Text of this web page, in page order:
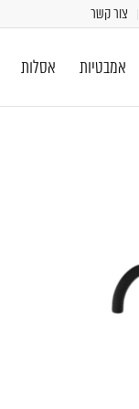
צור קשר
אמבטיות אסלות